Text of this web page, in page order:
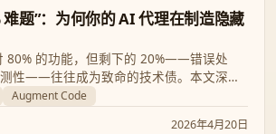
题”：为何你的 AI 代理在制造隐藏
80% 的功能，但剩下的 20%——错误处
性——往往成为致命的技术债。本文深入
讨 Augment Code 如何通过 Intent 0.3.4
缺口。
Augment Code
2026年4月20日